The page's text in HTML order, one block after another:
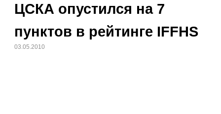
ЦСКА опустился на 7
пунктов в рейтинге IFFHS
03.05.2010